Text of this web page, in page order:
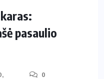
pasaulio
0